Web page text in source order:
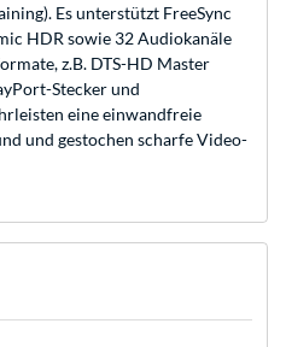
Es unterstützt FreeSync
HDR sowie 32 Audiokanäle
z.B. DTS-HD Master
Stecker und
eine einwandfreie
und gestochen scharfe Video-